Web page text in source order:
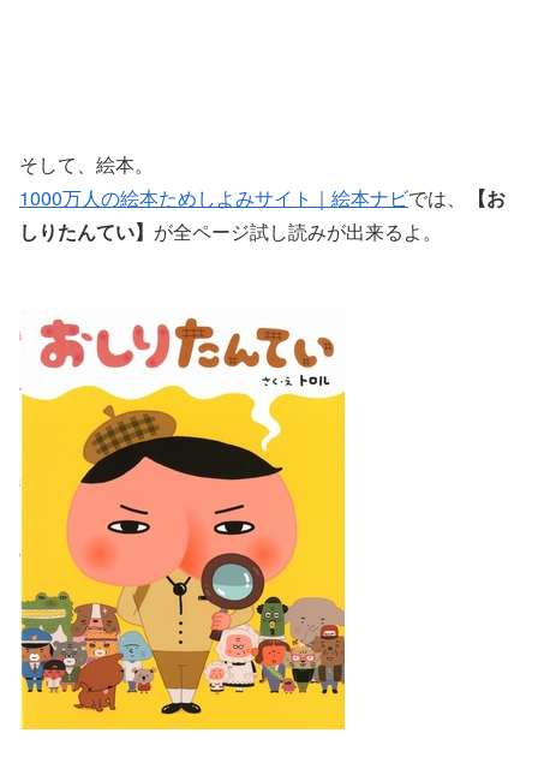
そして、絵本。
1000万人の絵本ためしよみサイト｜絵本ナビでは、
【お
しりたんてい】 が全ページ試し読みが出来るよ。